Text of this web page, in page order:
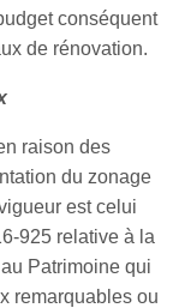
conséquent
de rénovation.
raison des
du zonage
est celui
925 relative à la
Patrimoine qui
remarquables ou